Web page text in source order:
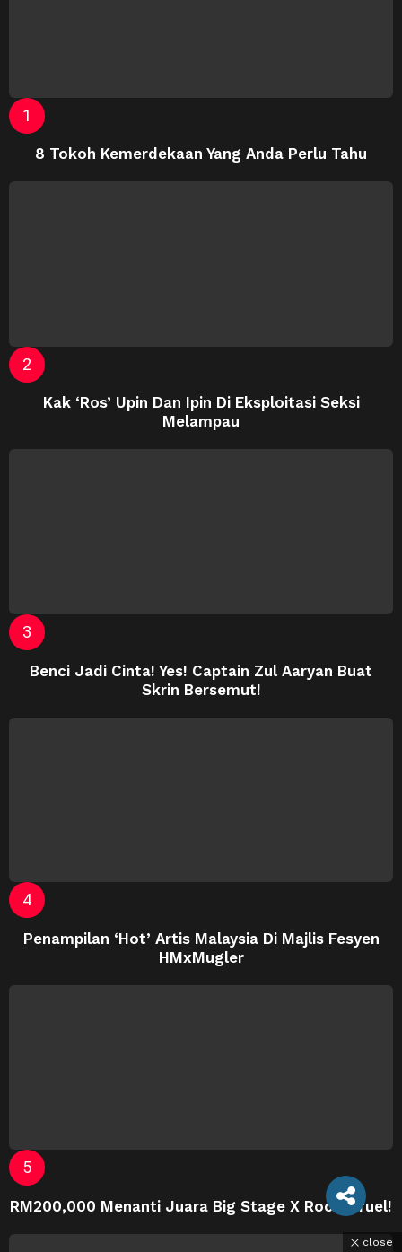
8 Tokoh Kemerdekaan Yang Anda Perlu Tahu
Kak ‘Ros’ Upin Dan Ipin Di Eksploitasi Seksi
Melampau
Benci Jadi Cinta! Yes! Captain Zul Aaryan Buat
Skrin Bersemut!
Penampilan ‘Hot’ Artis Malaysia Di Majlis Fesyen
HMxMugler
RM200,000 Menanti Juara Big Stage X Rocketfuel!
close